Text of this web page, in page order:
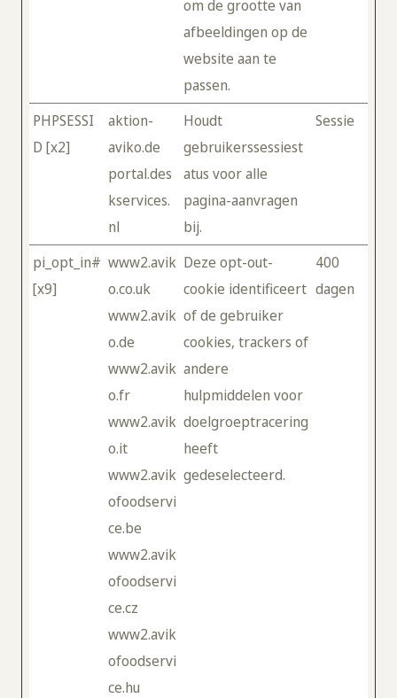
om de grootte van
afbeeldingen op de
website aan te
passen.
PHPSESSI
D [x2]
aktion-
aviko.de
portal.des
kservices.
nl
Houdt
gebruikerssessiest
atus voor alle
pagina-aanvragen
bij.
Sessie
pi_opt_in#
[x9]
www2.avik
o.co.uk
www2.avik
o.de
www2.avik
o.fr
www2.avik
o.it
www2.avik
ofoodservi
ce.be
www2.avik
ofoodservi
ce.cz
www2.avik
ofoodservi
ce.hu
Deze opt-out-
cookie identificeert
of de gebruiker
cookies, trackers of
andere
hulpmiddelen voor
doelgroeptracering
heeft
gedeselecteerd.
400
dagen